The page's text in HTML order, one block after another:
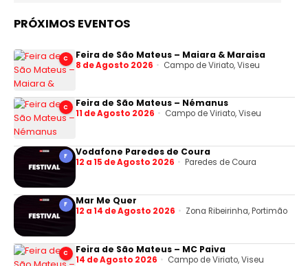
PRÓXIMOS EVENTOS
C Feira de São Mateus – Maiara & Maraisa
8 de Agosto 2026 Campo de Viriato, Viseu
C Feira de São Mateus – Némanus
11 de Agosto 2026 Campo de Viriato, Viseu
F Vodafone Paredes de Coura
12 a 15 de Agosto 2026 Paredes de Coura
F Mar Me Quer
12 a 14 de Agosto 2026 Zona Ribeirinha, Portimão
C Feira de São Mateus – MC Paiva
14 de Agosto 2026 Campo de Viriato, Viseu